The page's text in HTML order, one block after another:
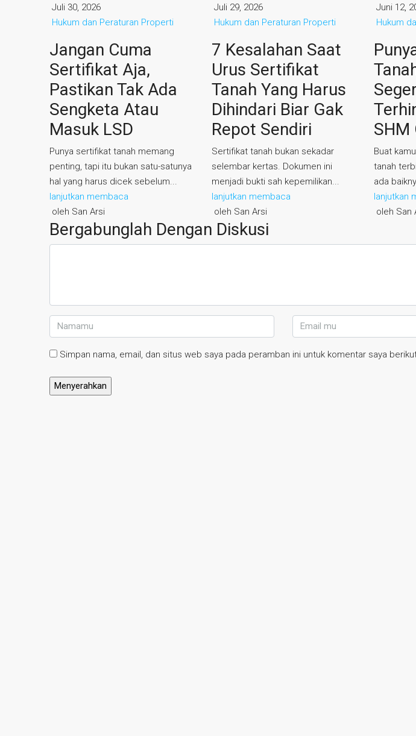
Juli 30, 2026
Hukum dan Peraturan Properti
Jangan Cuma
Sertifikat Aja,
Pastikan Tak Ada
Sengketa Atau
Masuk LSD
Punya sertifikat tanah memang
penting, tapi itu bukan satu-satunya
hal yang harus dicek sebelum...
lanjutkan membaca
oleh San Arsi
Juli 29, 2026
Hukum dan Peraturan Properti
7 Kesalahan Saat
Urus Sertifikat
Tanah Yang Harus
Dihindari Biar Gak
Repot Sendiri
Sertifikat tanah bukan sekadar
selembar kertas. Dokumen ini
menjadi bukti sah kepemilikan...
lanjutkan membaca
oleh San Arsi
Juni 12,
Hukum
SHM
Buat
tanah
ada
lanjutkan
oleh San
Bergabunglah Dengan Diskusi
Simpan nama, email, dan situs web saya pada peramban ini untuk komentar saya